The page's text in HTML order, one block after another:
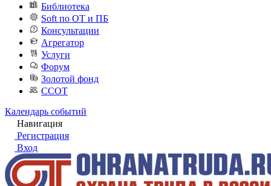
Библиотека
Soft по ОТ и ПБ
Консультации
Агрегатор
Услуги
Форум
Золотой фонд
ССОТ
Календарь событий
Навигация
Регистрация
Вход